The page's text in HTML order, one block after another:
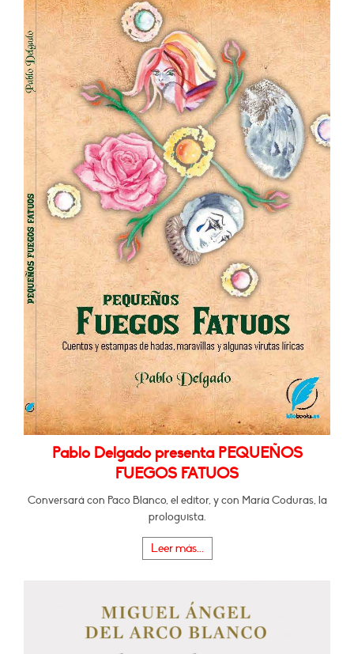
Pablo Delgado presenta PEQUEÑOS
FUEGOS FATUOS
Conversará con Paco Blanco, el editor, y con María Coduras, la
prologuista.
Leer más...